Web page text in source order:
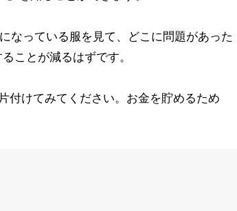
なっている服を見て、どこに問題があった
ことが減るはずです。
付けてみてください。お金を貯めるため